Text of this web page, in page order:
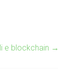
e blockchain →